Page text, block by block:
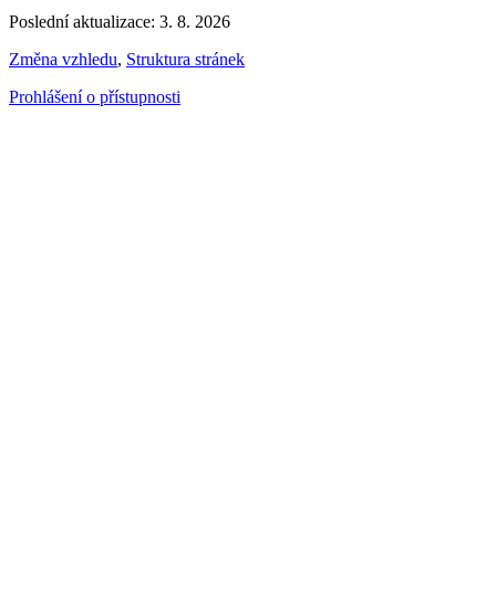
Poslední aktualizace: 3. 8. 2026
Změna vzhledu, Struktura stránek
Prohlášení o přístupnosti